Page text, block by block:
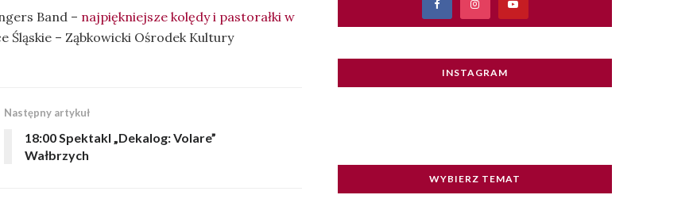
Band – najpiękniejsze kolędy i pastorałki w
Śląskie – Ząbkowicki Ośrodek Kultury
Następny artykuł
18:00 Spektakl „Dekalog: Volare”
Wałbrzych
INSTAGRAM
WYBIERZ TEMAT